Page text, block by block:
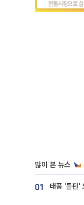
많이 본 뉴스
01